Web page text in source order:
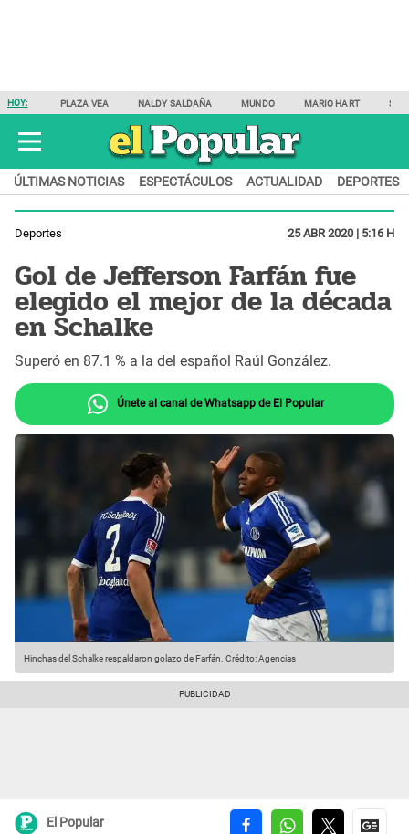
HOY: PLAZA VEA NALDY SALDAÑA MUNDO MARIO HART
ÚLTIMAS NOTICIAS ESPECTÁCULOS ACTUALIDAD DEPORTES
Deportes 25 ABR 2020 | 5:16 H
Gol de Jefferson Farfán fue
elegido el mejor de la década
en Schalke
Superó en 87.1 % a la del español Raúl González.
Únete al canal de Whatsapp de El Popular
Hinchas del Schalke respaldaron golazo de Farfán. Crédito: Agencias
El Popular